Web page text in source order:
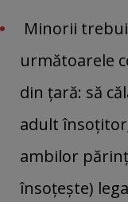
Minorii
următoarele
din ţară: să
adult
ambilor
însoţeşte)